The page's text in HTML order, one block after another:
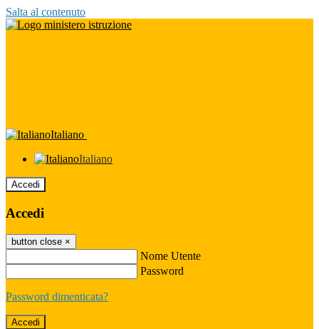
Salta al contenuto
Italiano
Italiano
Accedi
Accedi
button close ×
Nome Utente
Password
Password dimenticata?